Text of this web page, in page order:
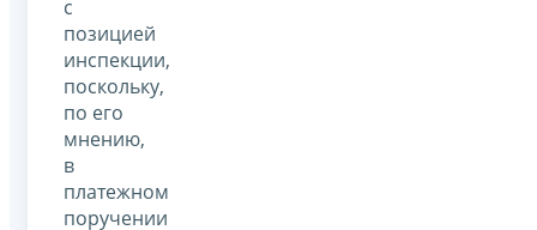
с
позицией
инспекции,
поскольку,
по его
мнению,
в
платежном
поручении